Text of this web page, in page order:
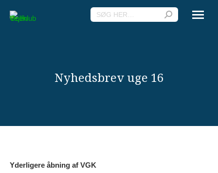
Search:
Nyhedsbrev uge 16
Yderligere åbning af VGK